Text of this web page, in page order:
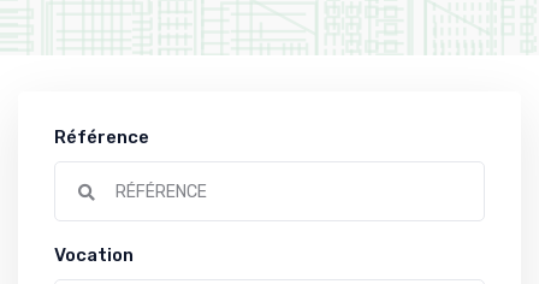
Référence
Vocation